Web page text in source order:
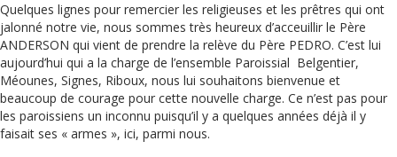
Quelques lignes pour remercier les religieuses et les prêtres qui ont
jalonné notre vie, nous sommes très heureux d’acceuillir le Père
ANDERSON qui vient de prendre la relève du Père PEDRO. C’est lui
aujourd’hui qui a la charge de l’ensemble Paroissial Belgentier,
Méounes, Signes, Riboux, nous lui souhaitons bienvenue et
beaucoup de courage pour cette nouvelle charge. Ce n’est pas pour
les paroissiens un inconnu puisqu’il y a quelques années déjà il y
faisait ses « armes », ici, parmi nous.